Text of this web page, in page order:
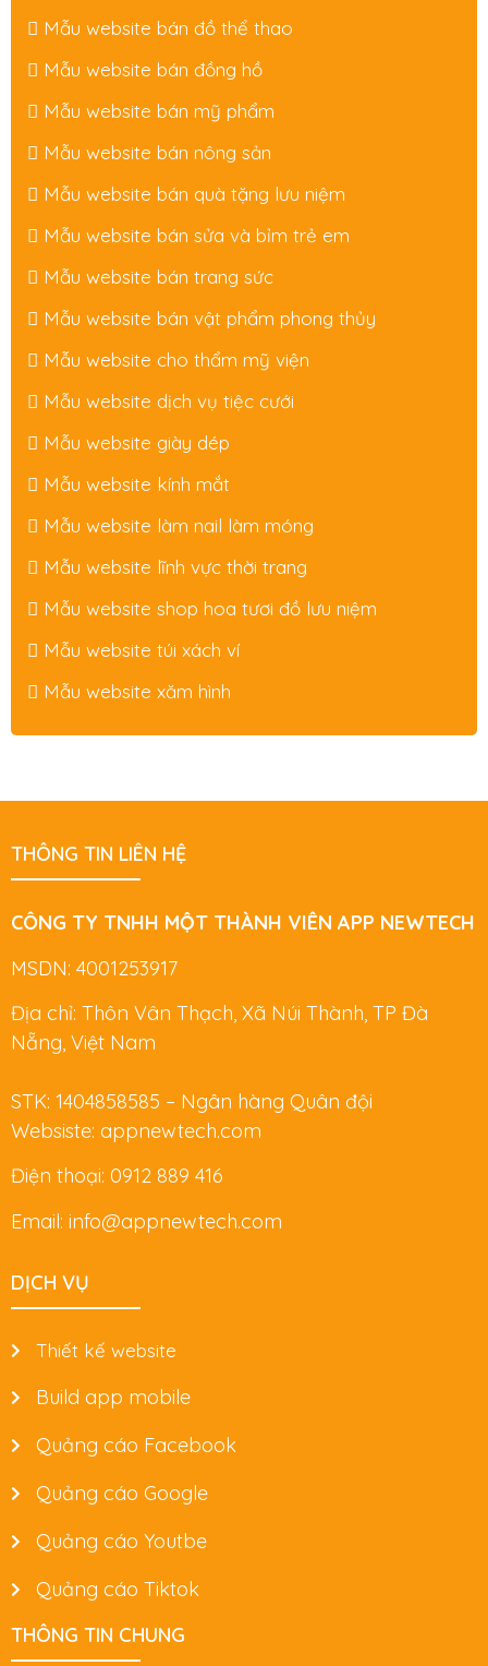
Mẫu website bán đồ thể thao
Mẫu website bán đồng hồ
Mẫu website bán mỹ phẩm
Mẫu website bán nông sản
Mẫu website bán quà tặng lưu niệm
Mẫu website bán sửa và bỉm trẻ em
Mẫu website bán trang sức
Mẫu website bán vật phẩm phong thủy
Mẫu website cho thẩm mỹ viện
Mẫu website dịch vụ tiệc cưới
Mẫu website giày dép
Mẫu website kính mắt
Mẫu website làm nail làm móng
Mẫu website lĩnh vực thời trang
Mẫu website shop hoa tươi đồ lưu niệm
Mẫu website túi xách ví
Mẫu website xăm hình
THÔNG TIN LIÊN HỆ
CÔNG TY TNHH MỘT THÀNH VIÊN APP NEWTECH
MSDN: 4001253917
Địa chỉ: Thôn Vân Thạch, Xã Núi Thành, TP Đà
Nẵng, Việt Nam
STK: 1404858585 – Ngân hàng Quân đội
Websiste: appnewtech.com
Điện thoại: 0912 889 416
Email: info@appnewtech.com
DỊCH VỤ
Thiết kế website
Build app mobile
Quảng cáo Facebook
Quảng cáo Google
Quảng cáo Youtbe
Quảng cáo Tiktok
THÔNG TIN CHUNG